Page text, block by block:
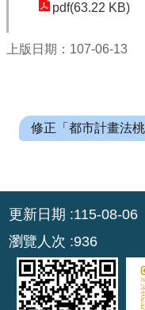
訊
務
政
府
資
pdf(63.22 KB)
上版日期：107-06-13
修正「都市計畫法
更新日期
115-08-06
瀏覽人次
936